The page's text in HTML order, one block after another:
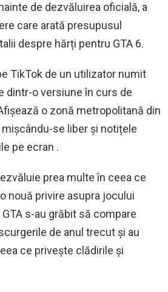
de dezvăluirea oficială, a
care arată presupusul
despre hărți pentru GTA 6.
TikTok de un utilizator numit
dintr-o versiune în curs de
o zonă metropolitană din
se liber și notițele
pe ecran .
prea multe în ceea ce
nouă privire asupra jocului
s-au grăbit să compare
de anul trecut și au
ce privește clădirile și